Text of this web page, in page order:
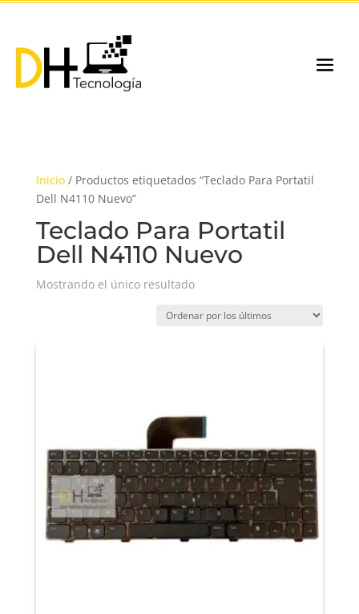
Inicio/ Productos etiquetados “Teclado Para Portatil
Dell N4110 Nuevo”
Teclado Para Portatil
Dell N4110 Nuevo
Mostrando el único resultado